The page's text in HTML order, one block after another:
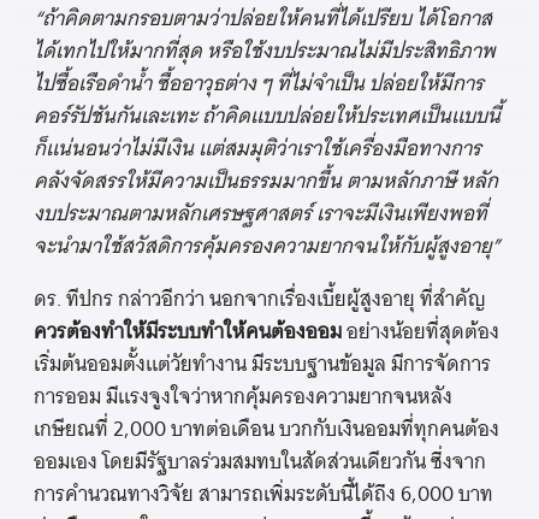
“ถ้าคิดตามกรอบตามว่าปล่อยให้คนที่ได้เปรียบ ได้โอกาส
ได้เทกไปให้มากที่สุด หรือใช้งบประมาณไม่มีประสิทธิภาพ
ไปซื้อเรือดำน้ำ ซื้ออาวุธต่าง ๆ ที่ไม่จำเป็น ปล่อยให้มีการ
คอร์รัปชันกันเละเทะ ถ้าคิดแบบปล่อยให้ประเทศเป็นแบบนี้
ก็แน่นอนว่าไม่มีเงิน แต่สมมุติว่าเราใช้เครื่องมือทางการ
คลังจัดสรรให้มีความเป็นธรรมมากขึ้น ตามหลักภาษี หลัก
งบประมาณตามหลักเศรษฐศาสตร์ เราจะมีเงินเพียงพอที่
จะนำมาใช้สวัสดิการคุ้มครองความยากจนให้กับผู้สูงอายุ”
ดร. ทีปกร กล่าวอีกว่า นอกจากเรื่องเบี้ยผู้สูงอายุ ที่สำคัญ
ควรต้องทำให้มีระบบทำให้คนต้องออมอย่างน้อยที่สุดต้อง
เริ่มต้นออมตั้งแต่วัยทำงาน มีระบบฐานข้อมูล มีการจัดการ
การออม มีแรงจูงใจว่าหากคุ้มครองความยากจนหลัง
เกษียณที่ 2,000 บาทต่อเดือน บวกกับเงินออมที่ทุกคนต้อง
ออมเอง โดยมีรัฐบาลร่วมสมทบในสัดส่วนเดียวกัน ซึ่งจาก
การคำนวณทางวิจัย สามารถเพิ่มระดับนี้ได้ถึง 6,000 บาท